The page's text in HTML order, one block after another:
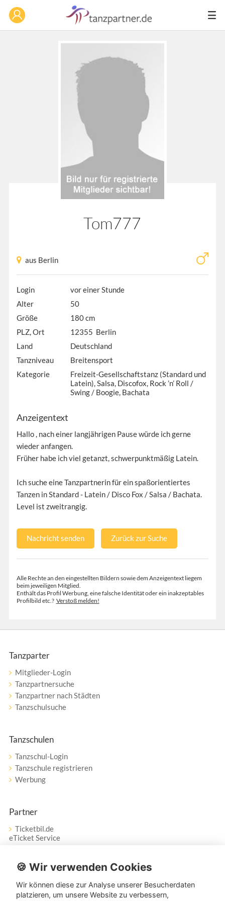
Tom777
aus Berlin
Login
vor einer Stunde
Alter
50
Größe
180 cm
PLZ, Ort
12355 Berlin
Land
Deutschland
Tanzniveau
Breitensport
Kategorie
Freizeit-Gesellschaftstanz (Standard und
Latein), Salsa, Discofox, Rock ’n’ Roll /
Swing / Boogie, Bachata
Anzeigentext
Hallo , nach einer langjährigen Pause würde ich gerne
wieder anfangen.
Früher habe ich viel getanzt, schwerpunktmäßig Latein.
Ich suche eine Tanzpartnerin für ein spaßorientiertes
Tanzen in Standard - Latein / Disco Fox / Salsa / Bachata.
Level ist zweitrangig.
Nachricht senden Zurück zur Suche
Alle Rechte an den eingestellten Bildern sowie dem Anzeigentext liegem
beim jeweiligen Mitglied.
Enthält das Profil Werbung, eine falsche Identität oder ein inakzeptables
Profilbild etc.? Verstoß melden!
Tanzparter
Mitglieder-Login
Tanzpartnersuche
Tanzpartner nach Städten
Tanzschulsuche
Tanzschulen
Tanzschul-Login
Tanzschule registrieren
Werbung
Partner
Ticketbil.de
eTicket Service
Vertrag widerrufen
Service
🍪 Wir verwenden Cookies
Wir können diese zur Analyse unserer Besucherdaten
platzieren, um unsere Website zu verbessern,